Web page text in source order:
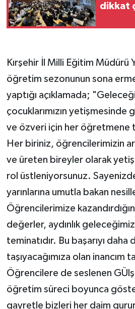
dikkat
Kırşehir İl Milli Eğitim Müdürü
öğretim sezonunun sona
yaptığı açıklamada;
çocuklarımızın
ve özveri için her öğretmene
Her biriniz, öğrencilerimizin
ve üreten bireyler olarak
rol üstleniyorsunuz.
yarınlarına umutla bakan
Öğrencilerimize
değerler, aydınlık
teminatıdır. Bu başarıyı daha
taşıyacağımıza olan inancım
Öğrencilere de seslenen
öğretim süreci boyunca
gayretle bizleri her daim